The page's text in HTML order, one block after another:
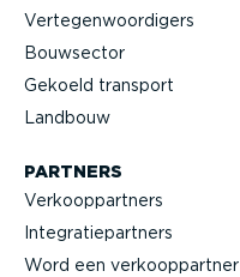
Verte­gen­woor­digers
Bouwsector
Gekoeld transport
Landbouw
PARTNERS
Verkoop­partners
Integra­tie­partners
Word een verkoop­partner